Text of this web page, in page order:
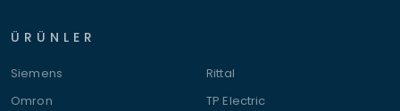
ÜRÜNLER
Siemens
Omron
Rittal
TP Electric